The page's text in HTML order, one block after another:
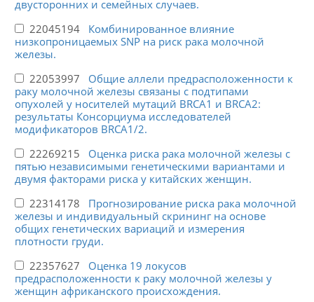
двусторонних и семейных случаев.
22045194 Комбинированное влияние
низкопроницаемых SNP на риск рака молочной
железы.
22053997 Общие аллели предрасположенности к
раку молочной железы связаны с подтипами
опухолей у носителей мутаций BRCA1 и BRCA2:
результаты Консорциума исследователей
модификаторов BRCA1/2.
22269215 Оценка риска рака молочной железы с
пятью независимыми генетическими вариантами и
двумя факторами риска у китайских женщин.
22314178 Прогнозирование риска рака молочной
железы и индивидуальный скрининг на основе
общих генетических вариаций и измерения
плотности груди.
22357627 Оценка 19 локусов
предрасположенности к раку молочной железы у
женщин африканского происхождения.